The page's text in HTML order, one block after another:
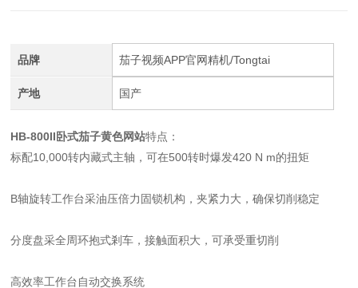
品牌 茄子视频APP官网精机/Tongtai
产地 国产
HB-800II卧式茄子黄色网站特点：
标配10,000转内藏式主轴，可在500转时爆发420 N m的扭矩
B轴旋转工作台采油压倍力固锁机构，夹紧力大，确保切削稳定
分度盘采全周环抱式剎车，接触面积大，可承受重切削
高效率工作台自动交换系统